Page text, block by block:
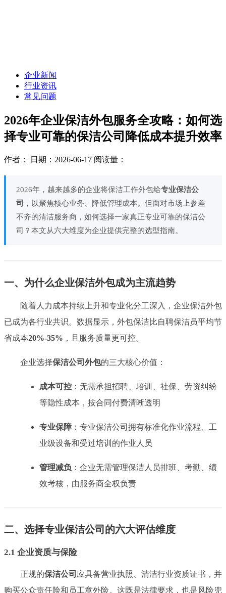
企业新闻
行业资讯
常见问题
2026年企业保洁外包服务全攻略：如何选
择专业可靠的保洁公司降低成本提升效率
作者： 日期：2026-06-17 阅读量：
2026年，越来越多的企业将保洁工作外包给专业保洁公
司
，以聚焦核心业务、降低管理成本。但面对市场上参差
不齐的清洁服务商，如何选择一家真正专业可靠的保洁公
司？本文从六大维度为企业提供完整的选型指南。
一、为什么企业保洁外包成为主流趋势
随着人力成本持续上升和专业化分工深入，企业保洁外包
已成为各行业共识。数据显示，外包保洁比自聘保洁员平均节
省成本20%-35% ，且服务质量更可控。
企业选择保洁公司外包的三大核心价值：
成本可控 ：无需承担招聘、培训、社保、劳资纠纷
等隐性成本，按合同付费清晰透明
专业保障 ：专业保洁公司拥有标准化作业流程、工
业级设备和受过培训的作业人员
管理减负 ：企业无需管理保洁人员排班、考勤、绩
效考核，由服务商全权负责
二、选择专业保洁公司的六大评估维度
2.1 企业资质与保险
正规的保洁公司 应具备营业执照、清洁行业资质证书，并
购买公众责任险和员工意外险。这既是法律要求，也是风险兜